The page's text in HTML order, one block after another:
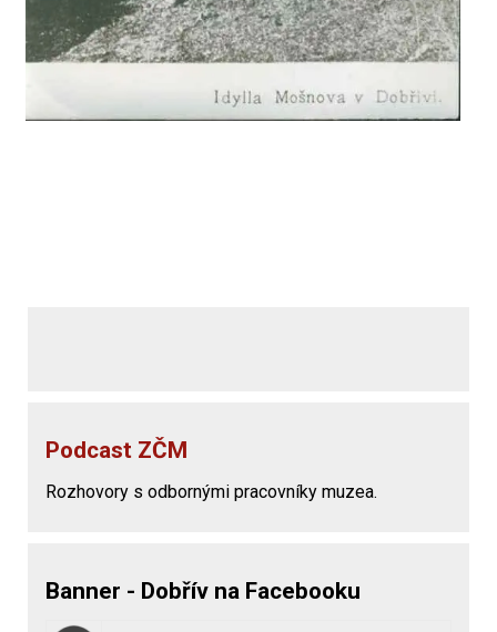
Podcast ZČM
Rozhovory s odbornými pracovníky muzea.
Banner - Dobřív na Facebooku